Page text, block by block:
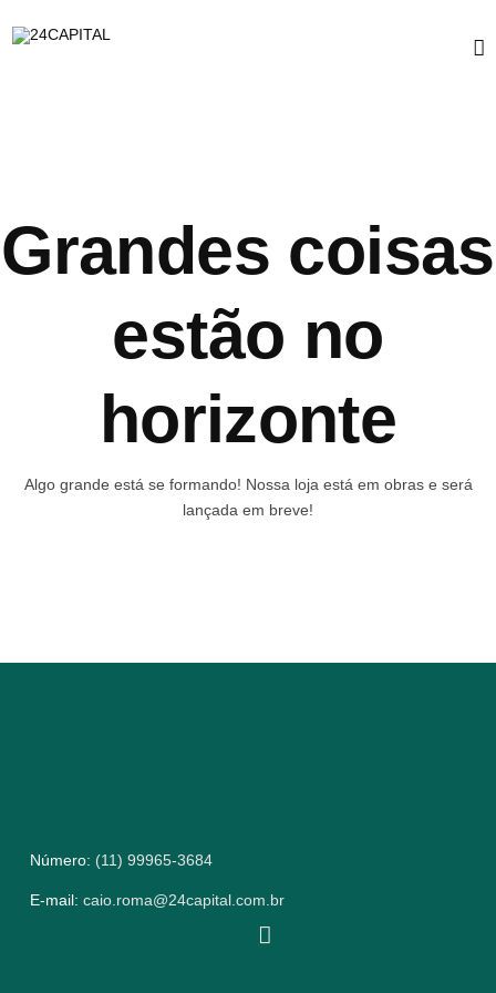
Grandes coisas
estão no
horizonte
Algo grande está se formando! Nossa loja está em obras e será
lançada em breve!
Número:(11) 99965-3684
E-mail:caio.roma@24capital.com.br